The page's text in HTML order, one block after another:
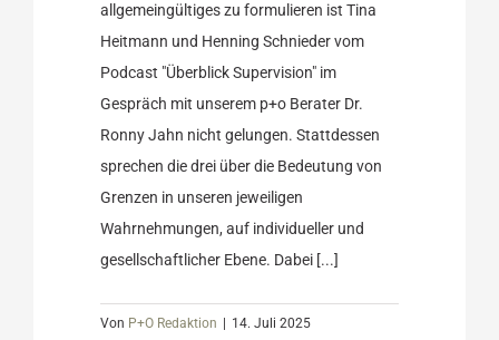
allgemeingültiges zu formulieren ist Tina
Heitmann und Henning Schnieder vom
Podcast "Überblick Supervision" im
Gespräch mit unserem p+o Berater Dr.
Ronny Jahn nicht gelungen. Stattdessen
sprechen die drei über die Bedeutung von
Grenzen in unseren jeweiligen
Wahrnehmungen, auf individueller und
gesellschaftlicher Ebene. Dabei [...]
Von P+O Redaktion | 14. Juli 2025